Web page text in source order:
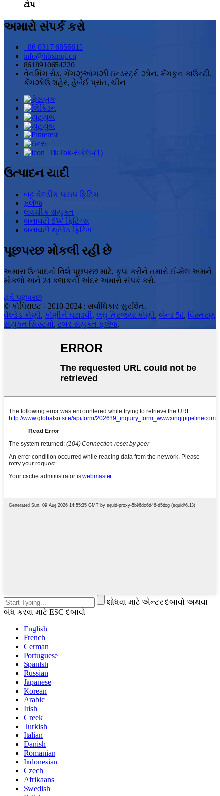
ટોપ
અમારો સંપર્ક કરો
+86 0317 6856613
info@hbxinqi.cn
8618910654220
વેનમિંગ રોડ, ગેંગઝુઆંગઝી ઇન્ડસ્ટ્રી ઝોન, મેંગકુન કાઉન્ટી,
કેંગઝોઉ શહેર, હેબેઈ પ્રાંત, ચીન
ઉત્પાદન યાદી
બટ્ટ વેલ્ડીંગ પાઇપ ફિટિંગ
ફ્લેંજ
લવચીક સંયુક્ત
બનાવટી SW ફિટિંગ્સ
બનાવટી થ્રેડેડ ફિટિંગ
પૂછપરછ મોકલી રહી છે
અમારા ઉત્પાદનો વિશે પૂછપરછ માટે, કૃપા કરીને તમારો ઈ-મેલ અમને
મોકલો અને 24 કલાકની અંદર અમારો સંપર્ક કરો.
હવે પૂછપરછ
© કૉપિરાઇટ - 2010-2024 : સર્વાધિકાર સુરક્ષિત.
વેલ્ડેડ કોણી, કોણીને ઘટાડવી, લઘુ ત્રિજ્યા કોણી, બેન્ડ 5d, વિસ્તરણ
સંયુક્ત સિસ્ટમો, રબર સંયુક્ત ફ્લેંજ,
શોધવા માટે એન્ટર દબાવો અથવા
બંધ કરવા માટે ESC દબાવો
English
French
German
Portuguese
Spanish
Russian
Japanese
Korean
Arabic
Irish
Greek
Turkish
Italian
Danish
Romanian
Indonesian
Czech
Afrikaans
Swedish